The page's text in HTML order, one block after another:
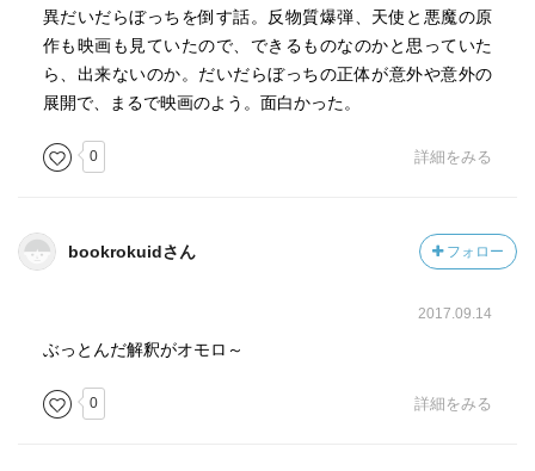
異だいだらぼっちを倒す話。反物質爆弾、天使と悪魔の原
作も映画も見ていたので、できるものなのかと思っていた
ら、出来ないのか。だいだらぼっちの正体が意外や意外の
展開で、まるで映画のよう。面白かった。
0 詳細をみる
bookrokuidさん フォロー
2017.09.14
ぶっとんだ解釈がオモロ～
0 詳細をみる